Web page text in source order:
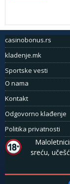
casinobonus.rs
kladenje.mk
Sportske vesti
O nama
Kontakt
Odgovorno klađenje
Politika privatnosti
sreću,